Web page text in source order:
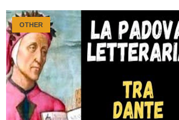
OTHER